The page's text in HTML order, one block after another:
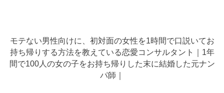
モテない男性向けに、初対面の女性を1時間で口説いてお
持ち帰りする方法を教えている恋愛コンサルタント｜1年
間で100人の女の子をお持ち帰りした末に結婚した元ナン
パ師｜